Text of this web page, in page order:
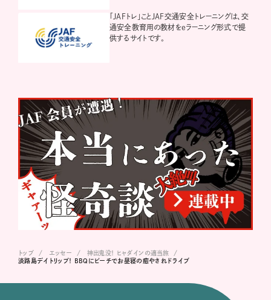
「JAFトレ」ことJAF交通安全トレーニングは、交
通安全教育用の教材をeラーニング形式で提
供するサイトです。
トップ エッセー
神出鬼没！ ヒャダインの適当旅
淡路島デイトリップ！ BBQにビーチでお昼寝の癒やされドライブ